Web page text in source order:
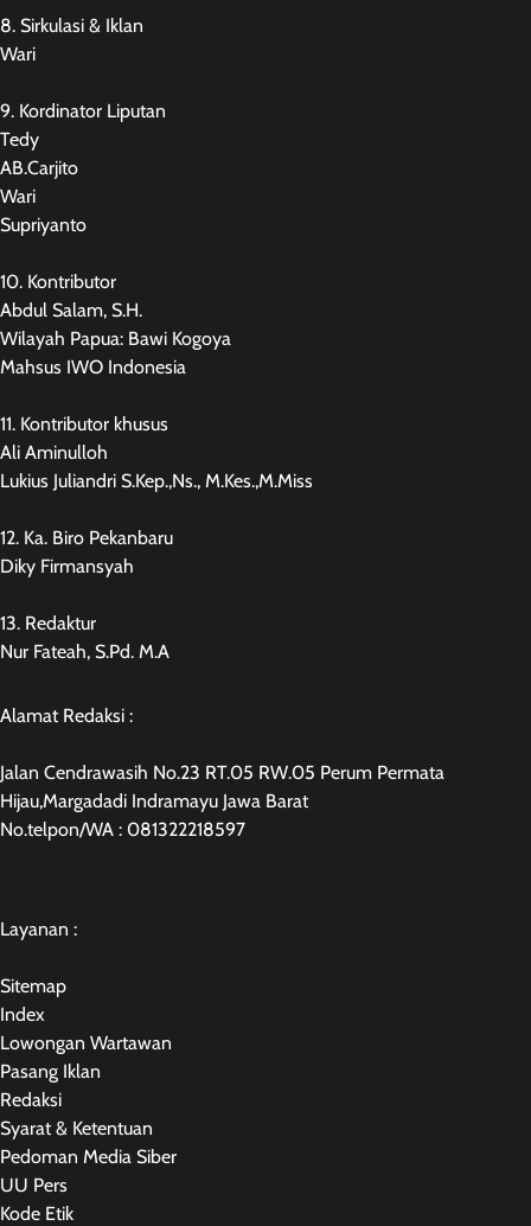
8. Sirkulasi & Iklan
Wari
9. Kordinator Liputan
Tedy
AB.Carjito
Wari
Supriyanto
10. Kontributor
Abdul Salam, S.H.
Wilayah Papua: Bawi Kogoya
Mahsus IWO Indonesia
11. Kontributor khusus
Ali Aminulloh
Lukius Juliandri S.Kep.,Ns., M.Kes.,M.Miss
12. Ka. Biro Pekanbaru
Diky Firmansyah
13. Redaktur
Nur Fateah, S.Pd. M.A
Alamat Redaksi :
Jalan Cendrawasih No.23 RT.05 RW.05 Perum Permata
Hijau,Margadadi Indramayu Jawa Barat
No.telpon/WA : 081322218597
Layanan :
Sitemap
Index
Lowongan Wartawan
Pasang Iklan
Redaksi
Syarat & Ketentuan
Pedoman Media Siber
UU Pers
Kode Etik